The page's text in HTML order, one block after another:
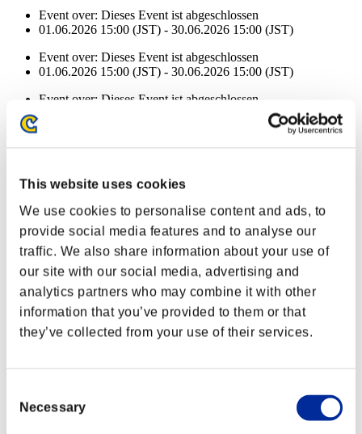
This website uses cookies
We use cookies to personalise content and ads, to
provide social media features and to analyse our
traffic. We also share information about your use of
our site with our social media, advertising and
analytics partners who may combine it with other
information that you’ve provided to them or that
they’ve collected from your use of their services.
Selection
Necessary
Event over: Dieses Event ist abgeschlossen
01.06.2026 15:00 (JST) - 30.06.2026 15:00 (JST)
Event over: Dieses Event ist abgeschlossen
01.06.2026 15:00 (JST) - 30.06.2026 15:00 (JST)
Event over: Dieses Event ist abgeschlossen
01.06.2026 15:00 (JST) - 30.06.2026 15:00 (JST)
Dreadnought
Verbleibende Gesundheit:
Dreadnought0%
Verbleibende Gesundheit:
Dreadnought0%
Verbleibende Gesundheit: